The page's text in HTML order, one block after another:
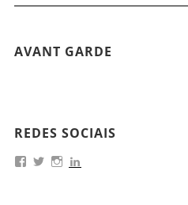
AVANT GARDE
REDES SOCIAIS